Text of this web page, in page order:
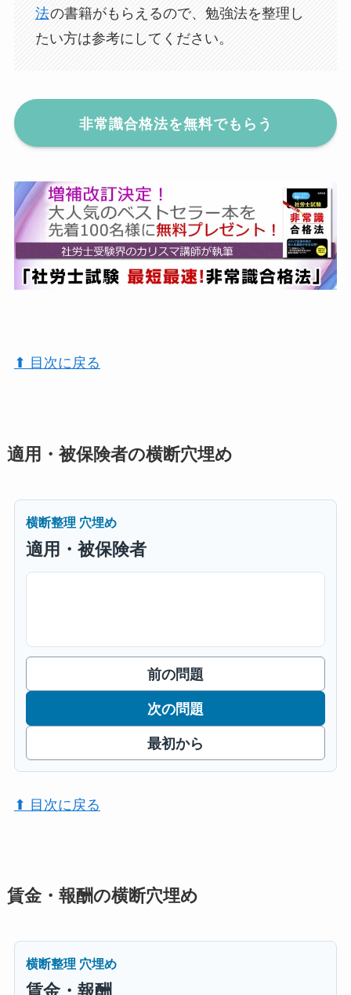
法の書籍がもらえるので、勉強法を整理し
たい方は参考にしてください。
非常識合格法を無料でもらう
⬆︎ 目次に戻る
適用・被保険者の横断穴埋め
横断整理 穴埋め
適用・被保険者
前の問題
次の問題
最初から
⬆︎ 目次に戻る
賃金・報酬の横断穴埋め
横断整理 穴埋め
賃金・報酬